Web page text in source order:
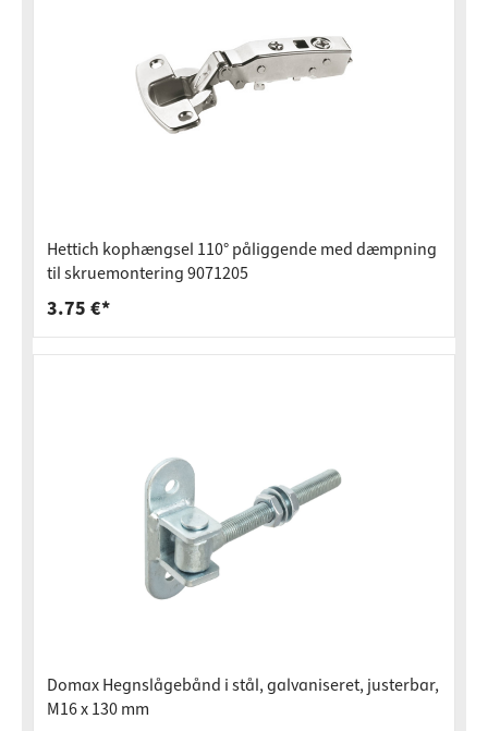
Hettich kophængsel 110° påliggende med dæmpning
til skruemontering 9071205
3.75 €*
Domax Hegnslågebånd i stål, galvaniseret, justerbar,
M16 x 130 mm